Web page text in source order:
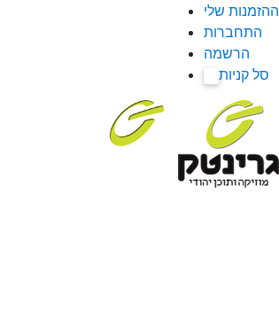
ההזמנות שלי
התחברות
הרשמה
סל קניות